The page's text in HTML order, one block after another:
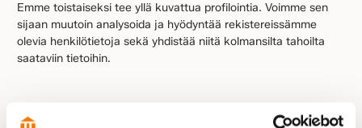
Emme toistaiseksi tee yllä kuvattua profilointia. Voimme sen
sijaan muutoin analysoida ja hyödyntää rekistereissämme
olevia henkilötietoja sekä yhdistää niitä kolmansilta tahoilta
saataviin tietoihin.
7. Kenelle voimme jakaa